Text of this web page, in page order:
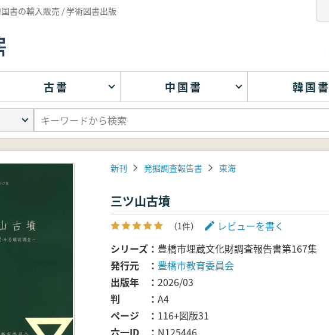
書の輸入販売 / 学術図書出版
古書 中国書 韓国書
新刊 発掘調査報告書 東海
三ツ山古墳
（1件）
レビューを書く
シリーズ
豊橋市埋蔵文化財調査報告書第167集
発行元
豊橋市教育委員会
出版年
2026/03
判
A4
ページ
116+図版31
六一ID
N125446